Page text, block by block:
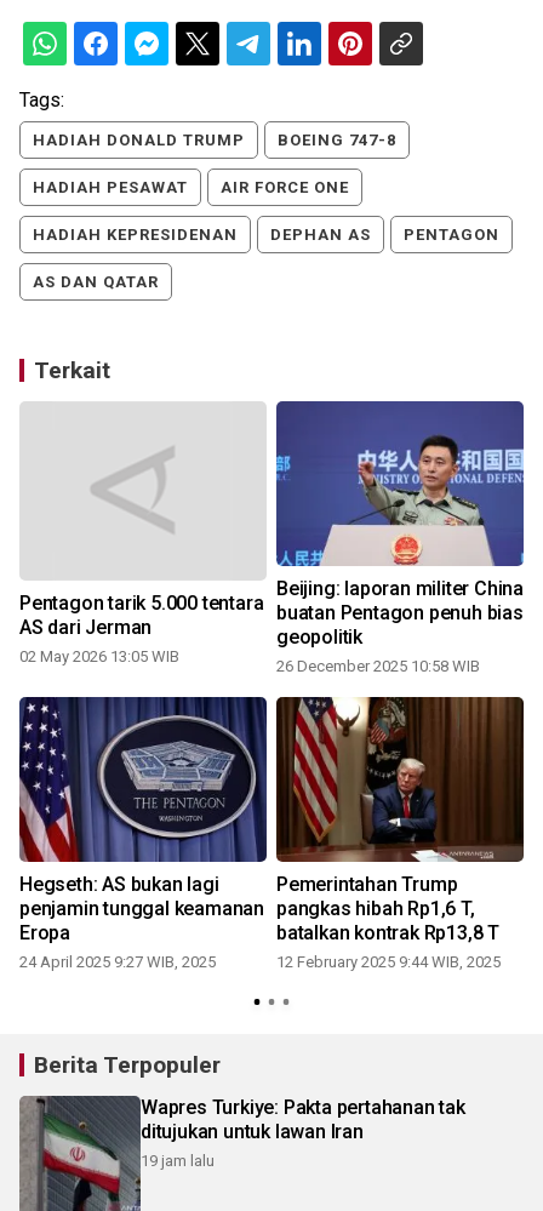
Tags:
HADIAH DONALD TRUMP BOEING 747-8
HADIAH PESAWAT AIR FORCE ONE
HADIAH KEPRESIDENAN DEPHAN AS PENTAGON
AS DAN QATAR
Terkait
Pentagon tarik 5.000 tentara
AS dari Jerman
02 May 2026 13:05 WIB
Beijing: laporan militer China
buatan Pentagon penuh bias
geopolitik
26 December 2025 10:58 WIB
Hegseth: AS bukan lagi
penjamin tunggal keamanan
Eropa
24 April 2025 9:27 WIB, 2025
Pemerintahan Trump
pangkas hibah Rp1,6 T,
batalkan kontrak Rp13,8 T
12 February 2025 9:44 WIB, 2025
Berita Terpopuler
Wapres Turkiye: Pakta pertahanan tak
ditujukan untuk lawan Iran
19 jam lalu